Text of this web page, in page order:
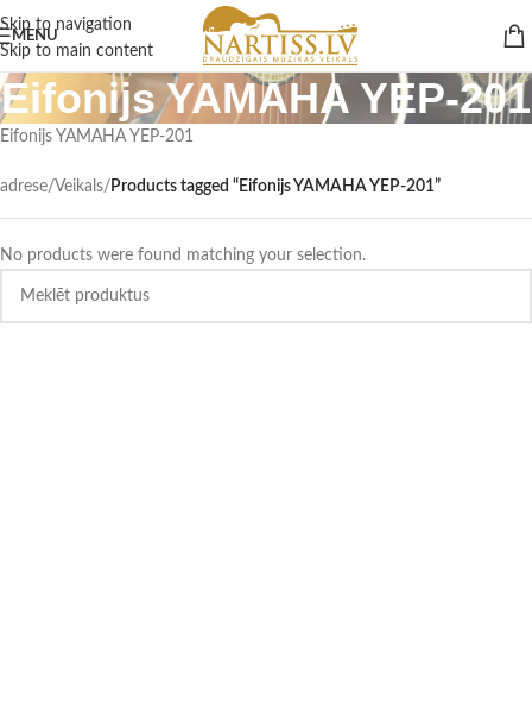
Skip to navigation
Skip to main content
MENU
Eifonijs YAMAHA YEP-201
Eifonijs YAMAHA YEP-201
adrese/Veikals/ Products tagged “Eifonijs YAMAHA YEP-201”
No products were found matching your selection.